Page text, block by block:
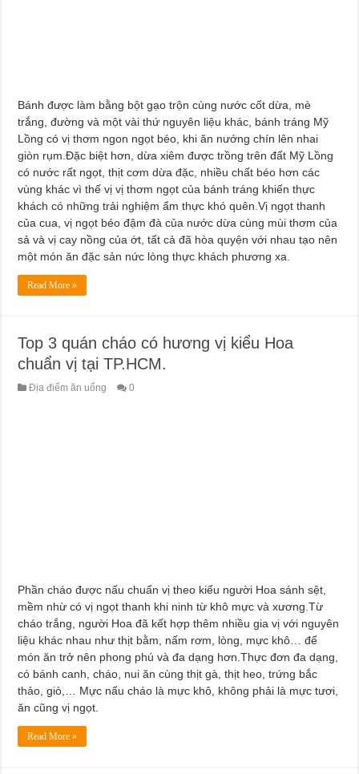
Bánh được làm bằng bột gạo trộn cùng nước cốt dừa, mè
trắng, đường và một vài thứ nguyên liệu khác, bánh tráng Mỹ
Lồng có vị thơm ngon ngọt béo, khi ăn nướng chín lên nhai
giòn rụm.Đặc biệt hơn, dừa xiêm được trồng trên đất Mỹ Lồng
có nước rất ngọt, thịt cơm dừa đặc, nhiều chất béo hơn các
vùng khác vì thế vị vị thơm ngọt của bánh tráng khiến thực
khách có những trải nghiệm ẩm thực khó quên.Vị ngọt thanh
của cua, vị ngọt béo đậm đà của nước dừa cùng mùi thơm của
sả và vị cay nồng của ớt, tất cả đã hòa quyện với nhau tạo nên
một món ăn đặc sản nức lòng thực khách phương xa.
Read More »
Top 3 quán cháo có hương vị kiểu Hoa
chuẩn vị tại TP.HCM.
Địa điểm ăn uống 0
Phần cháo được nấu chuẩn vị theo kiểu người Hoa sánh sệt,
mềm nhừ có vị ngọt thanh khi ninh từ khô mực và xương.Từ
cháo trắng, người Hoa đã kết hợp thêm nhiều gia vị với nguyên
liệu khác nhau như thịt bằm, nấm rơm, lòng, mực khô… để
món ăn trở nên phong phú và đa dạng hơn.Thực đơn đa dạng,
có bánh canh, cháo, nui ăn cùng thịt gà, thịt heo, trứng bắc
thảo, giò,… Mực nấu cháo là mực khô, không phải là mực tươi,
ăn cũng vị ngọt.
Read More »